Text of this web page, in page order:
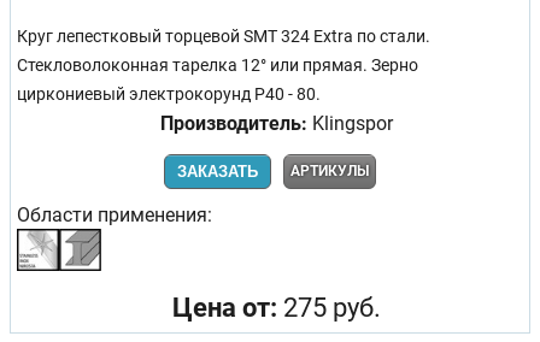
Круг лепестковый торцевой SMT 324 Extra по стали.
Стекловолоконная тарелка 12° или прямая. Зерно
циркониевый электрокорунд Р40 - 80.
Производитель: Klingspor
ЗАКАЗАТЬ АРТИКУЛЫ
Области применения:
Цена от: 275 руб.